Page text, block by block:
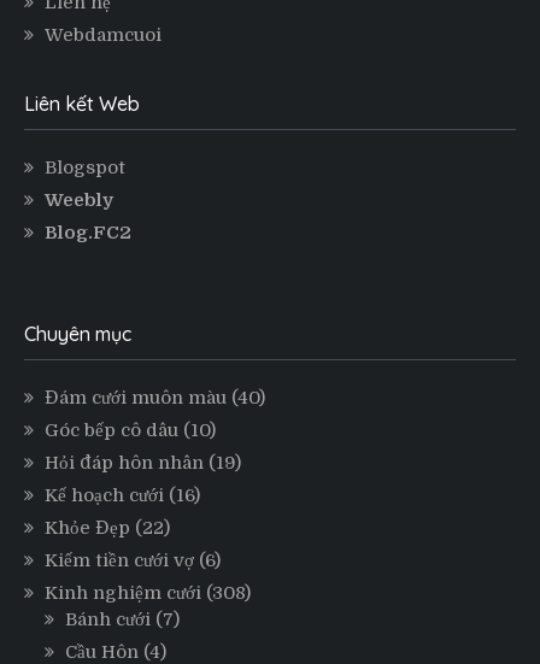
Webdamcuoi
Liên kết Web
Blogspot
Weebly
Blog.FC2
Chuyên mục
Đám cưới muôn màu (40)
Góc bếp cô dâu (10)
Hỏi đáp hôn nhân (19)
Kế hoạch cưới (16)
Khỏe Đẹp (22)
Kiếm tiền cưới vợ (6)
Kinh nghiệm cưới (308)
Bánh cưới (7)
Cầu Hôn (4)